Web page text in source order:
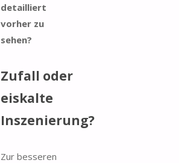
detailliert
vorher zu
sehen?
Zufall oder
eiskalte
Inszenierung?
Zur besseren